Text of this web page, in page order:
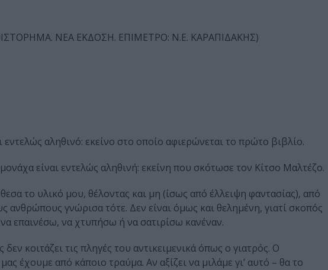
ΝΕΑ ΕΚΔΟΣΗ. ΕΠΙΜΕΤΡΟ: Ν.Ε. ΚΑΡΑΠΙΔΑΚΗΣ)
αληθινό: εκείνο στο οποίο αφιερώνεται το πρώτο βιβλίο.
είναι εντελώς αληθινή: εκείνη που σκότωσε τον Κίτσο Μαλτέζο.
το υλικό μου, θέλοντας και μη (ίσως από έλλειψη φαντασίας), από
ανθρώπους γνώρισα τότε. Δεν είναι όμως και θελημένη, γιατί σκοπός
επαινέσω, να χτυπήσω ή να σατιρίσω κανέναν.
κοιτάζει τις πληγές του αντικειμενικά όπως ο γιατρός. Ο
έχουμε από κάποιο τραύμα. Αν αξίζει να μιλάμε γι’ αυτό – θα το